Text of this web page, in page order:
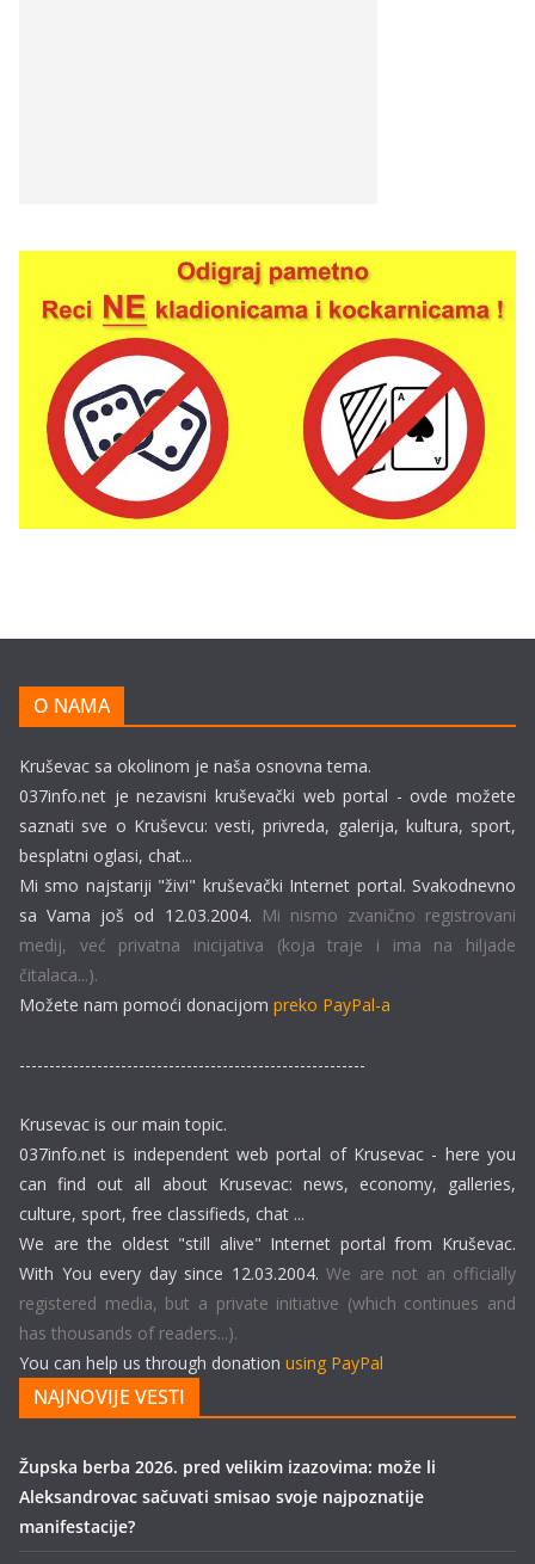
O NAMA
Kruševac sa okolinom je naša osnovna tema.
037info.net je nezavisni kruševački web portal - ovde možete
saznati sve o Kruševcu: vesti, privreda, galerija, kultura, sport,
besplatni oglasi, chat...
Mi smo najstariji "živi" kruševački Internet portal. Svakodnevno
sa Vama još od 12.03.2004. Mi nismo zvanično registrovani
medij, već privatna inicijativa (koja traje i ima na hiljade
čitalaca...).
Možete nam pomoći donacijom preko PayPal-a
----------------------------------------------------------
Krusevac is our main topic.
037info.net is independent web portal of Krusevac - here you
can find out all about Krusevac: news, economy, galleries,
culture, sport, free classifieds, chat ...
We are the oldest "still alive" Internet portal from Kruševac.
With You every day since 12.03.2004. We are not an officially
registered media, but a private initiative (which continues and
has thousands of readers...).
You can help us through donation using PayPal
NAJNOVIJE VESTI
Župska berba 2026. pred velikim izazovima: može li
Aleksandrovac sačuvati smisao svoje najpoznatije
manifestacije?